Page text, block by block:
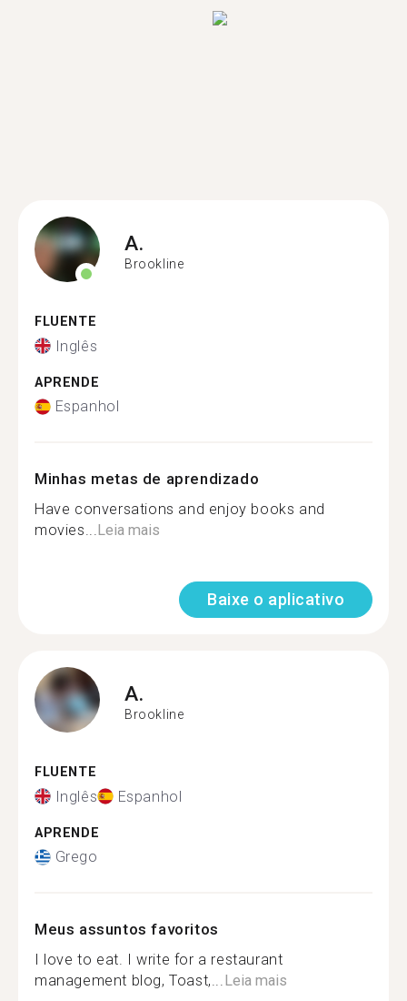
A.
Brookline
FLUENTE
Inglês
APRENDE
Espanhol
Minhas metas de aprendizado
Have conversations and enjoy books and
movies...Leia mais
Baixe o aplicativo
A.
Brookline
FLUENTE
Inglês Espanhol
APRENDE
Grego
Meus assuntos favoritos
I love to eat. I write for a restaurant
management blog, Toast,...Leia mais